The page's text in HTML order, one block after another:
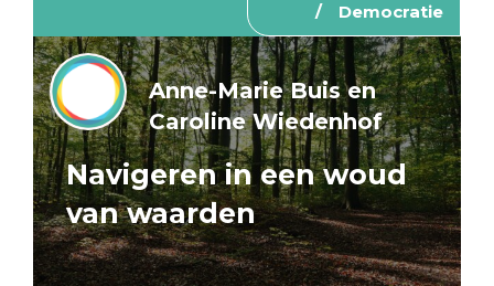
Democratie
Anne-Marie Buis en
Caroline Wiedenhof
Navigeren in een woud
van waarden